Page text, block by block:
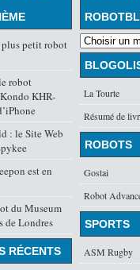
La Tourte
Résumé de
ROBOTS
Gostai
Robot
SPORTS
ASM Rugby
petit robot
robot
KHR-
: le Site Web
est en
du Museum
de Londres
RÉCENTS